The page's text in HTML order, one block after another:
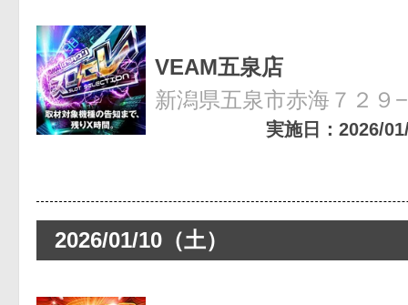
VEAM五泉店
新潟県五泉市赤海７２９
実施日：2026/
2026/01/10（土）